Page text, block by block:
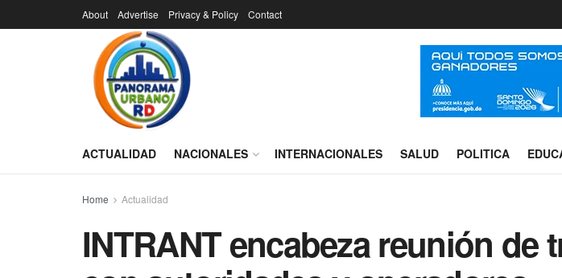
About Advertise Privacy & Policy Contact
ACTUALIDAD NACIONALES INTERNACIONALES SALUD POLITICA
Home Actualidad
INTRANT encabeza reunión de